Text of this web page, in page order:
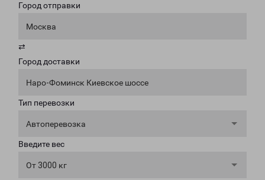
Город отправки
Москва
⇄
Город доставки
Наро-Фоминск Киевское шоссе
Тип перевозки
Автоперевозка
Введите вес
От 3000 кг